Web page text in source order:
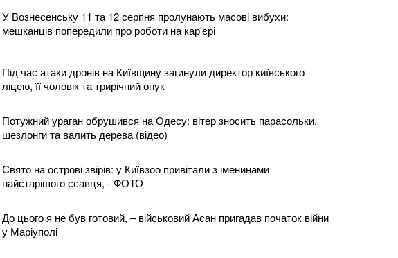
У Вознесенську 11 та 12 серпня пролунають масові вибухи:
мешканців попередили про роботи на кар'єрі
Під час атаки дронів на Київщину загинули директор київського
ліцею, її чоловік та трирічний онук
Потужний ураган обрушився на Одесу: вітер зносить парасольки,
шезлонги та валить дерева (відео)
Свято на острові звірів: у Київзоо привітали з іменинами
найстарішого ссавця, - ФОТО
До цього я не був готовий, – військовий Асан пригадав початок війни
у Маріуполі